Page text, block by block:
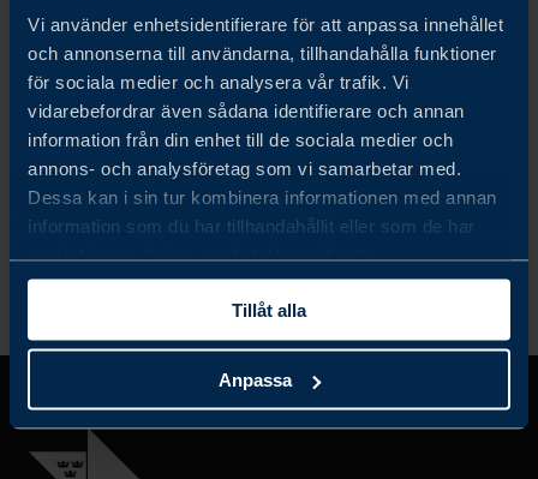
Vi använder enhetsidentifierare för att anpassa innehållet
och annonserna till användarna, tillhandahålla funktioner
för sociala medier och analysera vår trafik. Vi
vidarebefordrar även sådana identifierare och annan
information från din enhet till de sociala medier och
annons- och analysföretag som vi samarbetar med.
Dessa kan i sin tur kombinera informationen med annan
information som du har tillhandahållit eller som de har
samlat in när du har använt deras tjänster.
Tillåt alla
Anpassa
Sweden’s long-standing presence at Tokyo Pack offers
unmatched visibility and benefits for participants. Join us
to showcase innovation, build partnerships, and
strengthen Sweden’s leadership in global packaging.